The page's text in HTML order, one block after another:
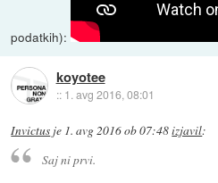
podatkih):
koyotee
:: 1. avg 2016, 08:01
Invictus je 1. avg 2016 ob 07:48izjavil:
Saj ni prvi.